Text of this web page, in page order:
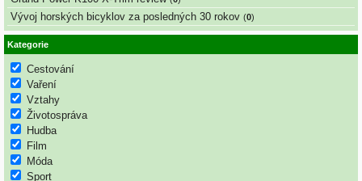
Vývoj horských bicyklov za posledných 30 rokov (0)
Kategorie
Cestování
Vaření
Vztahy
Životospráva
Hudba
Film
Móda
Sport